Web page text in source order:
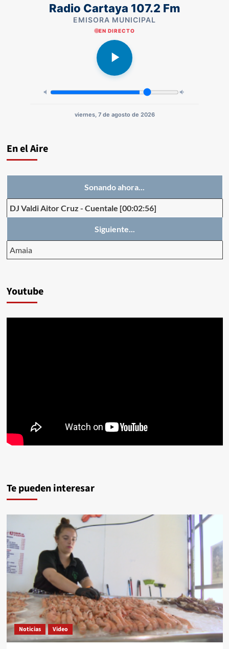
Radio Cartaya 107.2 Fm
EMISORA MUNICIPAL
EN DIRECTO
viernes, 7 de agosto de 2026
En el Aire
Sonando ahora...
DJ Valdi Aitor Cruz - Cuentale [00:02:56]
Siguiente...
Amaia
Youtube
Te pueden interesar
Noticias Video